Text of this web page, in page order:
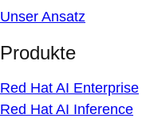
Unser Ansatz
Produkte
Red Hat AI Enterprise
Red Hat AI Inference